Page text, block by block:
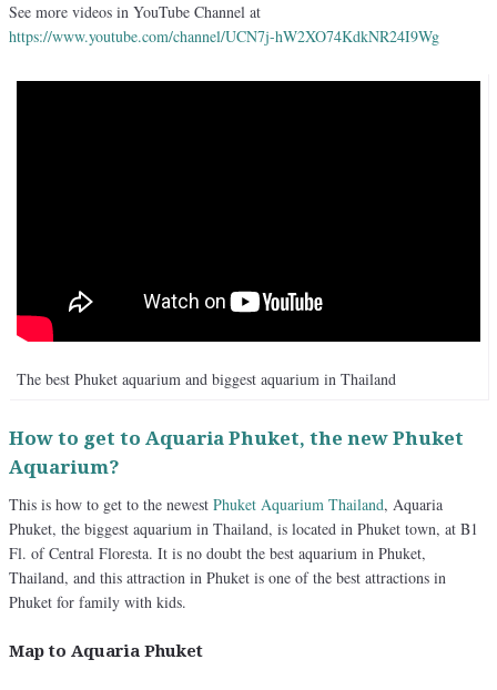
See more videos in YouTube Channel at
https://www.youtube.com/channel/UCN7j-hW2XO74KdkNR24I9Wg
The best Phuket aquarium and biggest aquarium in Thailand
How to get to Aquaria Phuket, the new Phuket
Aquarium?
This is how to get to the newest Phuket Aquarium Thailand, Aquaria
Phuket, the biggest aquarium in Thailand, is located in Phuket town, at B1
Fl. of Central Floresta. It is no doubt the best aquarium in Phuket,
Thailand, and this attraction in Phuket is one of the best attractions in
Phuket for family with kids.
Map to Aquaria Phuket